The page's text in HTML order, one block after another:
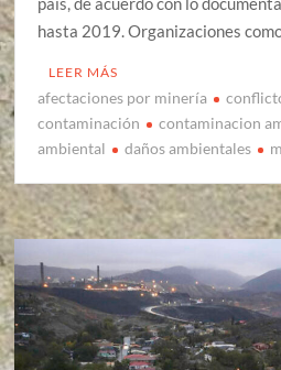
hasta 2019. Organizaciones
LEER MÁS
afectaciones por minería
contaminación
contaminacion
ambiental
daños ambientales